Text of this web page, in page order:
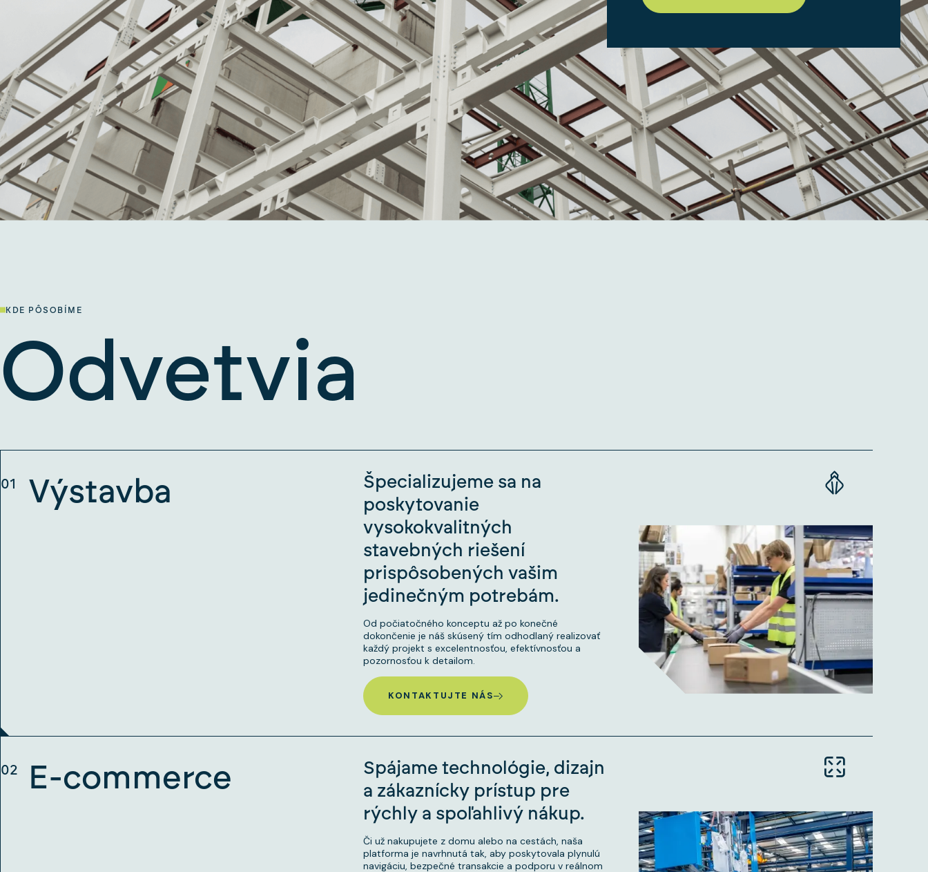
KDE PÔSOBÍME
Odvetvia
01 Výstavba
Špecializujeme sa na
poskytovanie
vysokokvalitných
stavebných riešení
prispôsobených vašim
jedinečným potrebám.
Od počiatočného konceptu až po konečné
dokončenie je náš skúsený tím odhodlaný realizovať
každý projekt s excelentnosťou, efektívnosťou a
pozornosťou k detailom.
KONTAKTUJTE NÁS
02 E-commerce
Spájame technológie, dizajn
a zákaznícky prístup pre
rýchly a spoľahlivý nákup.
Či už nakupujete z domu alebo na cestách, naša
platforma je navrhnutá tak, aby poskytovala plynulú
navigáciu, bezpečné transakcie a podporu v reálnom